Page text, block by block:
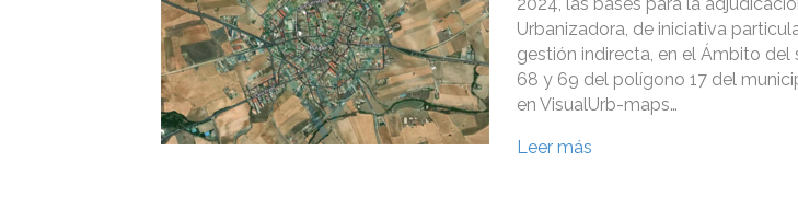
Urbanizadora, de iniciativa
gestión indirecta, en el Ámbito
68 y 69 del polígono 17 del
en VisualUrb-maps…
Leer más